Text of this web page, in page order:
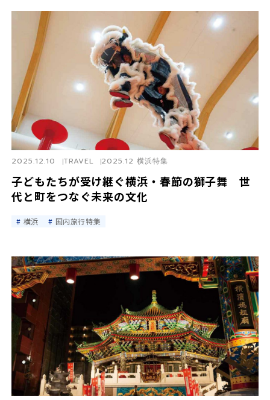
子どもたちが受け継ぐ横浜・春節の獅子舞 世
代と町をつなぐ未来の文化
2025.12.10 TRAVEL 2025.12 横浜特集
横浜 国内旅行特集